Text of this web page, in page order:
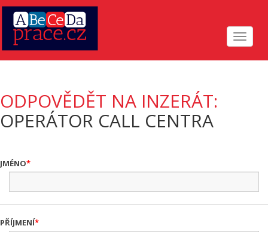
Toggle
ODPOVĚDĚT NA INZERÁT:
OPERÁTOR CALL CENTRA
JMÉNO
PŘÍJMENÍ